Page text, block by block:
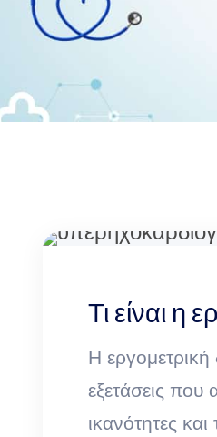
Τι είναι η
Η εργομετρική
εξετάσεις που
ικανότητες